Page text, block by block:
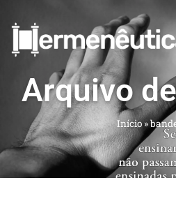
Arquivo
Início»